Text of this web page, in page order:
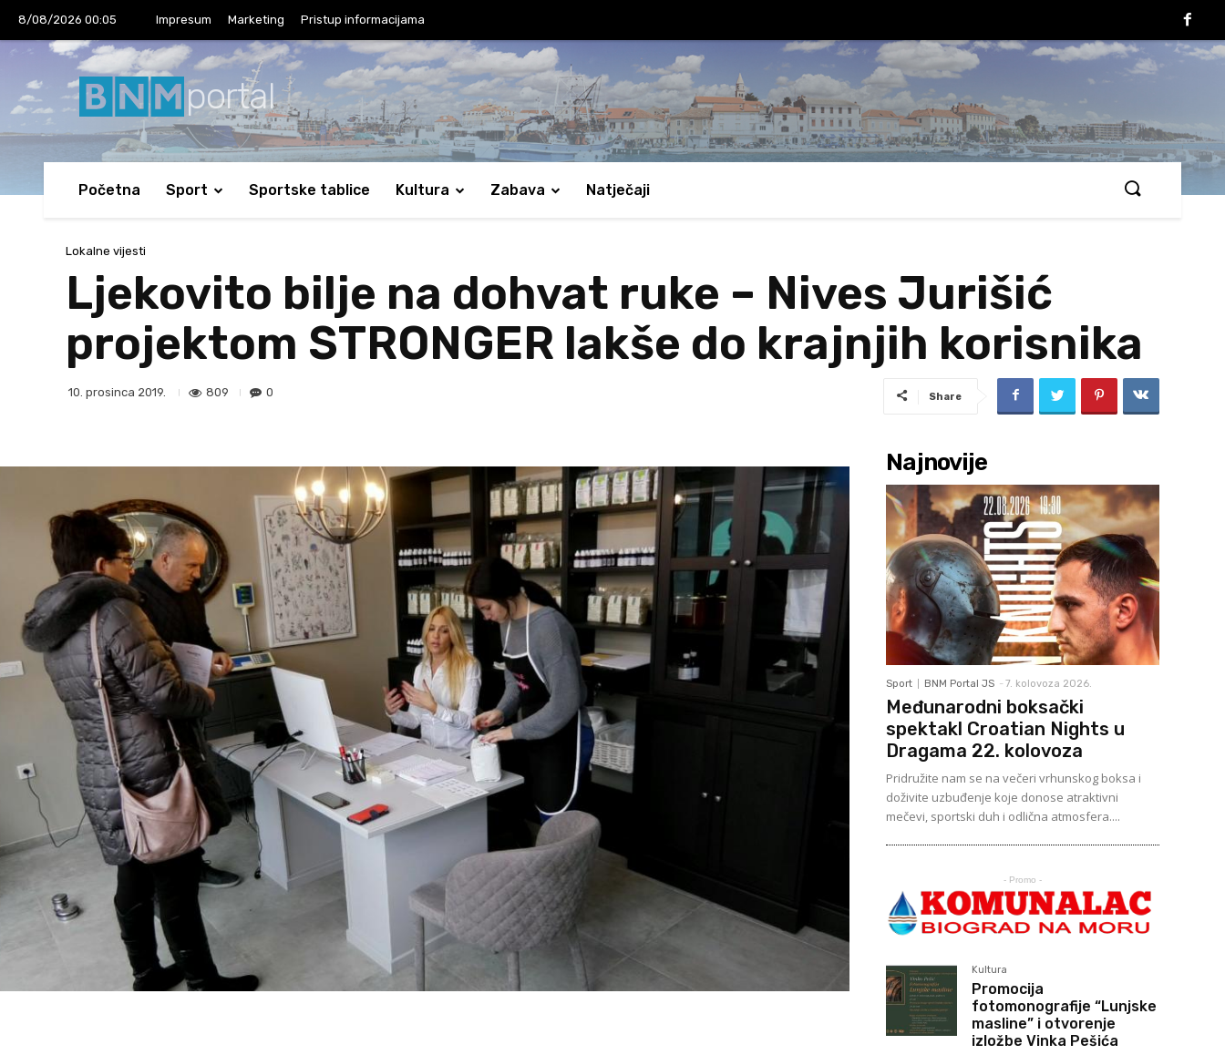
8/08/2026 00:05 Impresum Marketing Pristup informacijama
portal
Početna Sport Sportske tablice Kultura Zabava Natječaji
Lokalne vijesti
Ljekovito bilje na dohvat ruke – Nives Jurišić
projektom STRONGER lakše do krajnjih korisnika
10. prosinca 2019. 809 0 Share
Najnovije
Sport BNM Portal JS - 7. kolovoza 2026.
Međunarodni boksački
spektakl Croatian Nights u
Dragama 22. kolovoza
Pridružite nam se na večeri vrhunskog boksa i
doživite uzbuđenje koje donose atraktivni
mečevi, sportski duh i odlična atmosfera....
- Promo -
Kultura
Promocija
fotomonografije “Lunjske
masline” i otvorenje
izložbe Vinka Pešića